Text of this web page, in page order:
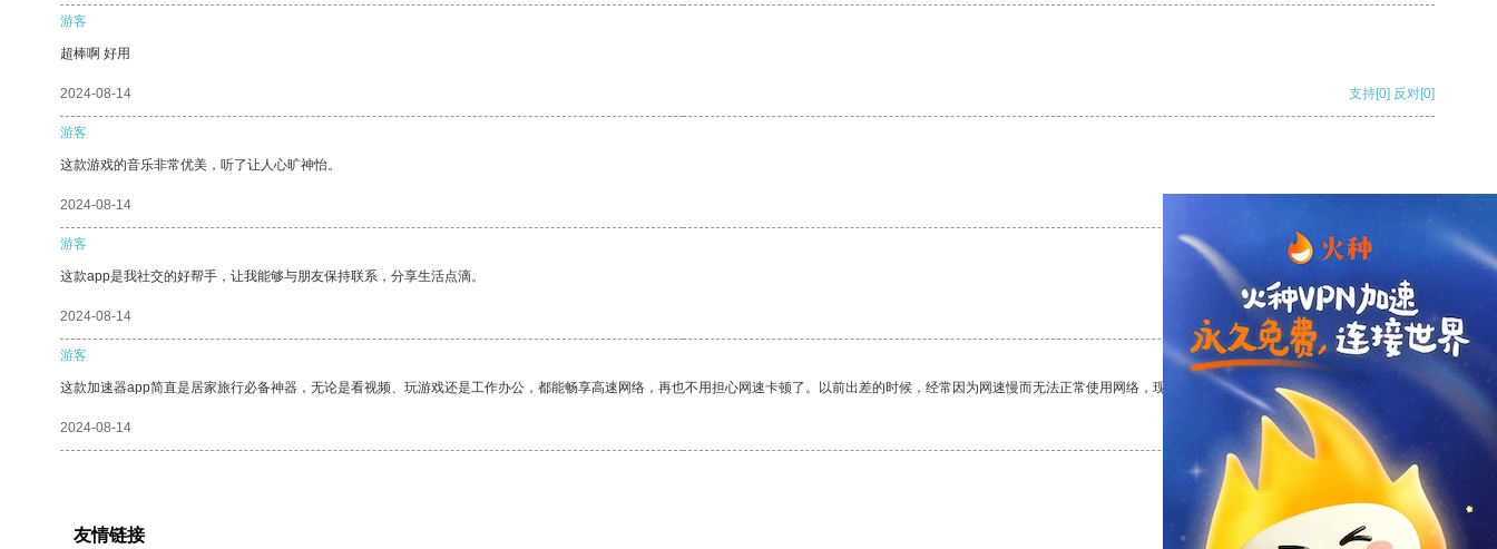
游客
超棒啊 好用
2024-08-14 支持[0] 反对[0]
游客
这款游戏的音乐非常优美，听了让人心旷神怡。
2024-08-14
游客
这款app是我社交的好帮手，让我能够与朋友保持联系，分享生活点滴。
2024-08-14 支持 [0] 反对 [0]
游客
这款加速器app简直是居家旅行必备神器，无论是看视频、玩游戏还是工作办公，都能畅享高速网络，再也不用担心网速卡顿了。以前出差的时候，经常因为网速慢而无法正常使用网络，现在有了这个app，我再也不用担心了。
2024-08-14 支持
友情链接